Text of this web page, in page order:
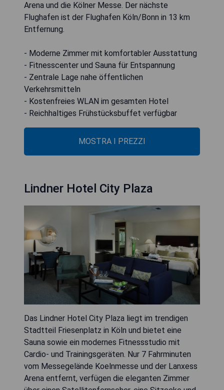
Arena und die Kölner Messe. Der nächste
Flughafen ist der Flughafen Köln/Bonn in 13 km
Entfernung.
- Moderne Zimmer mit komfortabler Ausstattung
- Fitnesscenter und Sauna für Entspannung
- Zentrale Lage nahe öffentlichen
Verkehrsmitteln
- Kostenfreies WLAN im gesamten Hotel
- Reichhaltiges Frühstücksbuffet verfügbar
MOSTRA I PREZZI
Lindner Hotel City Plaza
Das Lindner Hotel City Plaza liegt im trendigen
Stadtteil Friesenplatz in Köln und bietet eine
Sauna sowie ein modernes Fitnessstudio mit
Cardio- und Trainingsgeräten. Nur 7 Fahrminuten
vom Messegelände Koelnmesse und der Lanxess
Arena entfernt, verfügen die eleganten Zimmer